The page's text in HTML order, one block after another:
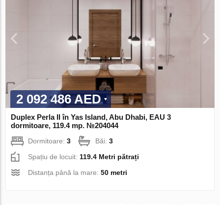
2 092 486 AED
Duplex Perla II în Yas Island, Abu Dhabi, EAU 3
dormitoare, 119.4 mp. №204044
Dormitoare:3 Băi:3
Spațiu de locuit: 119.4 Metri pătrați
Distanța până la mare:50 metri